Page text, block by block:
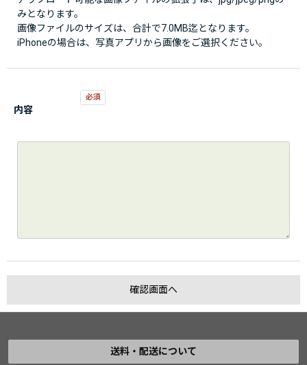
みとなります。
画像ファイルのサイズは、合計で7.0MB迄となります。
iPhoneの場合は、写真アプリから画像をご選択ください。
内容
送料・配送について